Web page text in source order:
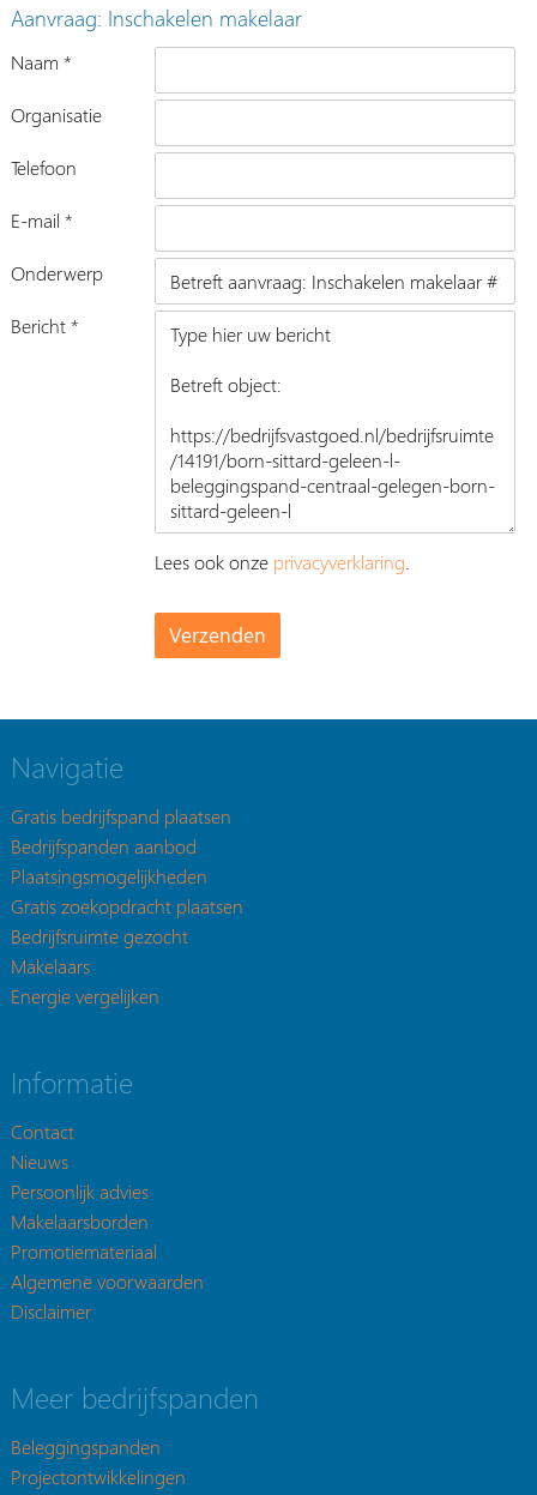
Aanvraag: Inschakelen makelaar
Naam *
Organisatie
Telefoon
E-mail *
Onderwerp
Bericht *
Lees ook onze privacyverklaring
Navigatie
Gratis bedrijfspand plaatsen
Bedrijfspanden aanbod
Plaatsingsmogelijkheden
Gratis zoekopdracht plaatsen
Bedrijfsruimte gezocht
Makelaars
Energie vergelijken
Informatie
Contact
Nieuws
Persoonlijk advies
Makelaarsborden
Promotiemateriaal
Algemene voorwaarden
Disclaimer
Meer bedrijfspanden
Beleggingspanden
Projectontwikkelingen